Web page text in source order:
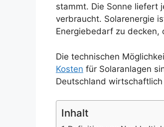
stammt. Die Sonne liefert
verbraucht. Solarenergie
Energiebedarf zu
Die technischen
Kosten für Solaranlagen
Deutschland
Inhalt